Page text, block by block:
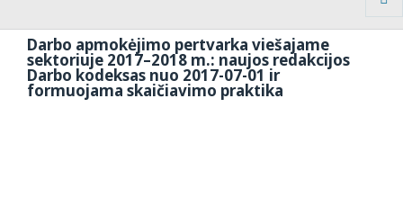
Darbo apmokėjimo pertvarka viešajame
sektoriuje 2017–2018 m.: naujos redakcijos
Darbo kodeksas nuo 2017-07-01 ir
formuojama skaičiavimo praktika